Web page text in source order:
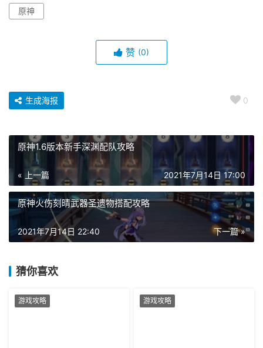
原神
赞 (0)
0
生成海报
原神1.6版本新手深渊配队攻略
« 上一篇 2021年7月14日 17:00
原神火伤刻晴武器圣遗物搭配攻略
下一篇 »
2021年7月14日 22:40
猜你喜欢
游戏攻略 游戏攻略